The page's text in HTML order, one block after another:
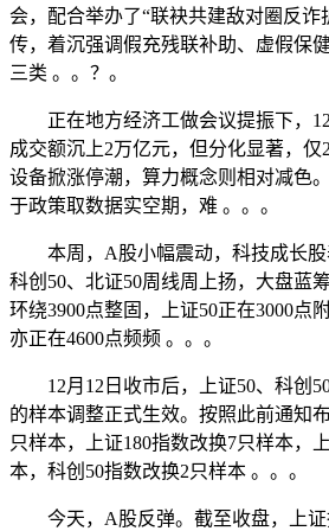
会，配合举办了“联袂共建敌对圈反诈
传，着沉强调假充残联补助、虚假保
三类 。。？。
正在地方经济工做会议提振下，12
成交额沉上2万亿元，但分化显著，仅
设备掀涨停潮，算力概念则相对减色
于政策取数据实空期，难 。。。
本周，A股小幅震动，科技成长股
科创50、北证50周线周上扬，大盘蓝
环绕3900点整固，上证50正在3000点
亦正在4600点频频 。。。
12月12日收市后，上证50、科创
的样本调整正式生效。按照此前通知
只样本，上证180指数改换7只样本，
本，科创50指数改换2只样本 。。。
今天，A股反弹。截至收盘，上证